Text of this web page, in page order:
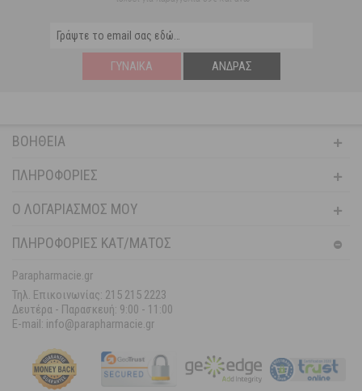
ΓΥΝΑΊΚΑ ΆΝΔΡΑΣ
ΒΟΉΘΕΙΑ
ΠΛΗΡΟΦΟΡΊΕΣ
Ο ΛΟΓΑΡΙΑΣΜΌΣ ΜΟΥ
ΠΛΗΡΟΦΟΡΙΕΣ ΚΑΤ/ΜΑΤΟΣ
Parapharmacie.gr
Τηλ. Επικοινωνίας: 215 215 2223
Δευτέρα - Παρασκευή: 9:00 - 11:00
E-mail: info@parapharmacie.gr